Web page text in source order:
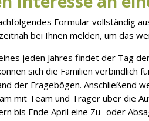
Formular vollständig
bei Ihnen melden, um das
jeden Jahres findet der Tag
sich die Familien
der Fragebögen. Anschließend
mit Team und Träger über die
bis Ende April eine Zu- oder